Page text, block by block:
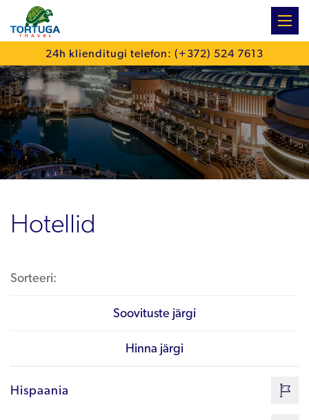
24h klienditugi telefon: (+372) 524 7613
Hotellid
Sorteeri:
Soovituste järgi
Hinna järgi
Hispaania